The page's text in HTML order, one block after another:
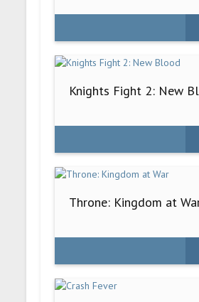
Knights Fight 2: New
Throne: Kingdom at